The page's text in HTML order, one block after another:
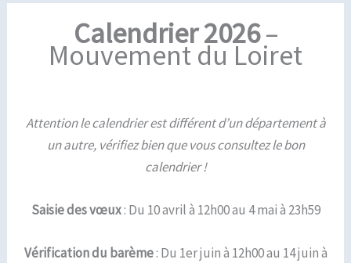
Calendrier 2026–
Mouvement du Loiret
Attention le calendrier est différent d’un département à
un autre, vérifiez bien que vous consultez le bon
calendrier !
Saisie des vœux: Du 10 avril à 12h00 au 4 mai à 23h59
Vérification du barème: Du 1er juin à 12h00 au 14 juin à